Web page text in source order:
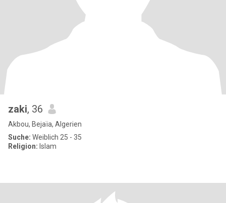
zaki, 36
Akbou, Bejaïa, Algerien
Suche: Weiblich 25 - 35
Religion: Islam